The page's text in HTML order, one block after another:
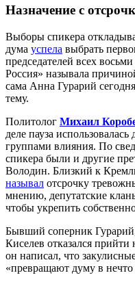
Назначение с
Выборы спикера
дума успела выбрать
председателей всех
Россия» называла
сама Анна Гурарий
тему.
Политолог Михаил
деле пауза
группами влияния. По
спикера были и другие
Володин. Близкий к
называл отсрочку
мнению, депутатские
чтобы укрепить
Бывший соперник
Киселев отказался прийти
он написал, что
«превращают думу в нечто